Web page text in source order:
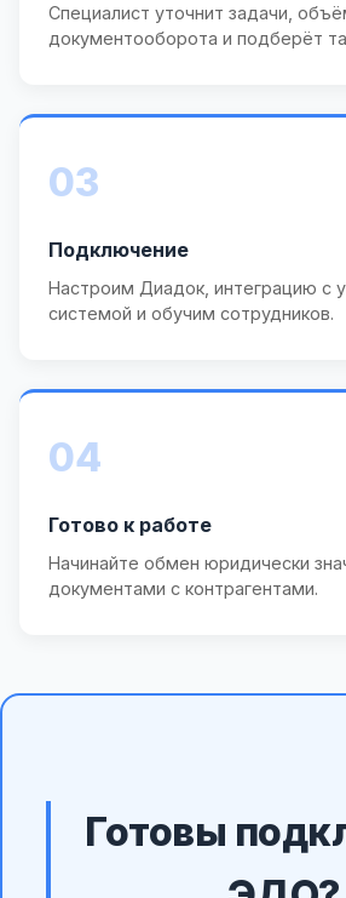
Специалист уточнит задачи,
документооборота и подберёт
03
Подключение
Настроим Диадок, интеграцию с
системой и обучим сотрудников.
04
Готово к работе
Начинайте обмен юридически
документами с контрагентами.
Готовы